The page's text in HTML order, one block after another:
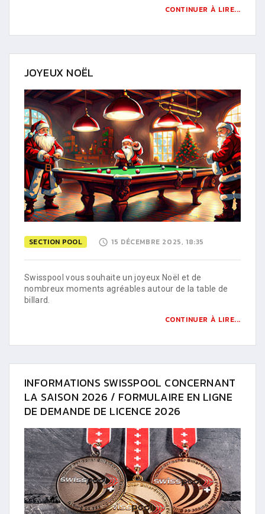
CONTINUER À LIRE...
JOYEUX NOËL
SECTION POOL 15 DÉCEMBRE 2025, 18:35
Swisspool vous souhaite un joyeux Noël et de
nombreux moments agréables autour de la table de
billard.
CONTINUER À LIRE...
INFORMATIONS SWISSPOOL CONCERNANT
LA SAISON 2026 / FORMULAIRE EN LIGNE
DE DEMANDE DE LICENCE 2026